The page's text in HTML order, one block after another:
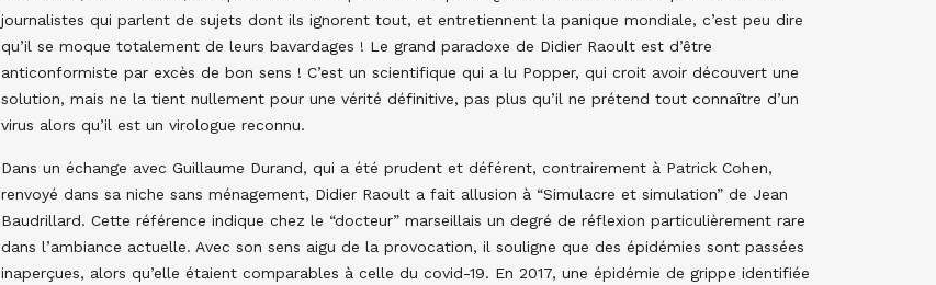
journalistes qui parlent de sujets dont ils ignorent tout, et entretiennent la panique mondiale, c’est peu dire
qu’il se moque totalement de leurs bavardages ! Le grand paradoxe de Didier Raoult est d’être
anticonformiste par excès de bon sens ! C’est un scientifique qui a lu Popper, qui croit avoir découvert une
solution, mais ne la tient nullement pour une vérité définitive, pas plus qu’il ne prétend tout connaître d’un
virus alors qu’il est un virologue reconnu.
Dans un échange avec Guillaume Durand, qui a été prudent et déférent, contrairement à Patrick Cohen,
renvoyé dans sa niche sans ménagement, Didier Raoult a fait allusion à “Simulacre et simulation” de Jean
Baudrillard. Cette référence indique chez le “docteur” marseillais un degré de réflexion particulièrement rare
dans l’ambiance actuelle. Avec son sens aigu de la provocation, il souligne que des épidémies sont passées
inaperçues, alors qu’elle étaient comparables à celle du covid-19. En 2017, une épidémie de grippe identifiée